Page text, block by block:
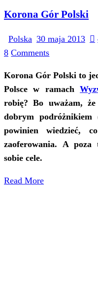
Korona Gór Polski
Polska 30 maja 2013
8 Comments
Korona Gór Polski to
Polsce w ramach
robię? Bo uważam,
dobrym podróżnikiem
powinien wiedzieć,
zaoferowania. A poza
sobie cele.
Read More